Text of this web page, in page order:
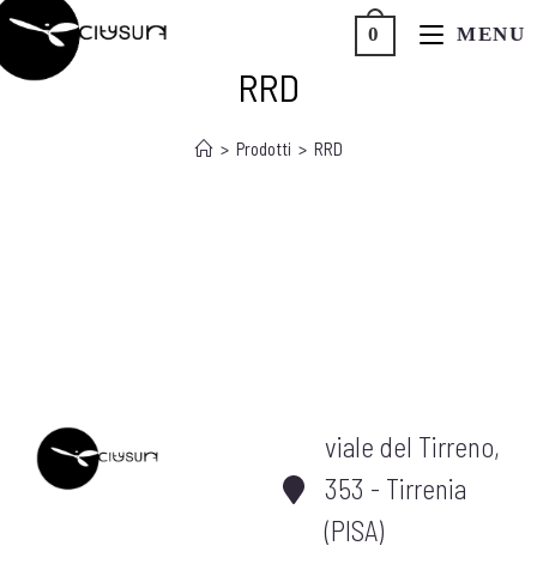
0 MENU
RRD
> Prodotti > RRD
viale del Tirreno,
353 - Tirrenia
(PISA)